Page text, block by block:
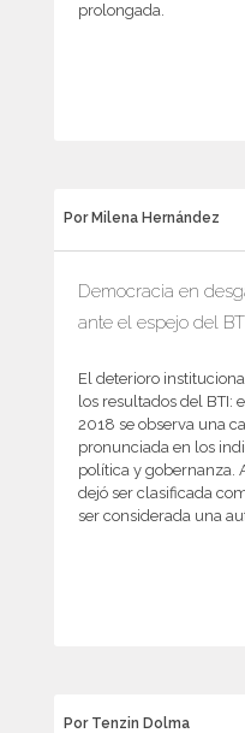
prolongada.
Por Milena Hernández
Democracia en
ante el espejo del
El deterioro
los resultados del BTI:
2018 se observa una
pronunciada en los
política y gobernanza.
dejó ser clasificada
ser considerada una
Por Tenzin Dolma